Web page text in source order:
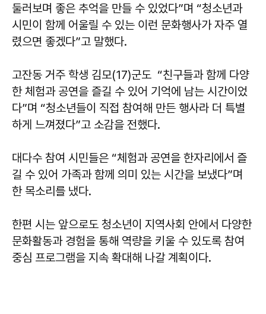
둘러보며 좋은 추억을 만들 수 있었다”며 “청소년과
시민이 함께 어울릴 수 있는 이런 문화행사가 자주 열
렸으면 좋겠다”고 말했다.
고잔동 거주 학생 김모(17)군도 “친구들과 함께 다양
한 체험과 공연을 즐길 수 있어 기억에 남는 시간이었
다”며 “청소년들이 직접 참여해 만든 행사라 더 특별
하게 느껴졌다”고 소감을 전했다.
대다수 참여 시민들은 “체험과 공연을 한자리에서 즐
길 수 있어 가족과 함께 의미 있는 시간을 보냈다”며
한 목소리를 냈다.
한편 시는 앞으로도 청소년이 지역사회 안에서 다양한
문화활동과 경험을 통해 역량을 키울 수 있도록 참여
중심 프로그램을 지속 확대해 나갈 계획이다.